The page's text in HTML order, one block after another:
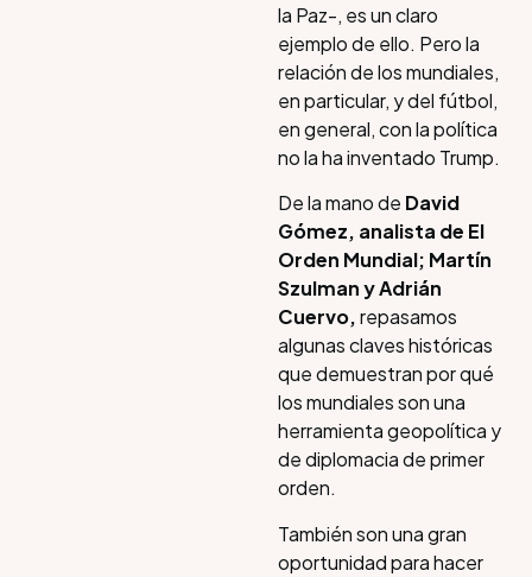
la Paz-, es un claro
ejemplo de ello. Pero la
relación de los mundiales,
en particular, y del fútbol,
en general, con la política
no la ha inventado Trump.
De la mano de David
Gómez, analista de El
Orden Mundial; Martín
Szulman y Adrián
Cuervo,repasamos
algunas claves históricas
que demuestran por qué
los mundiales son una
herramienta geopolítica y
de diplomacia de primer
orden.
También son una gran
oportunidad para hacer